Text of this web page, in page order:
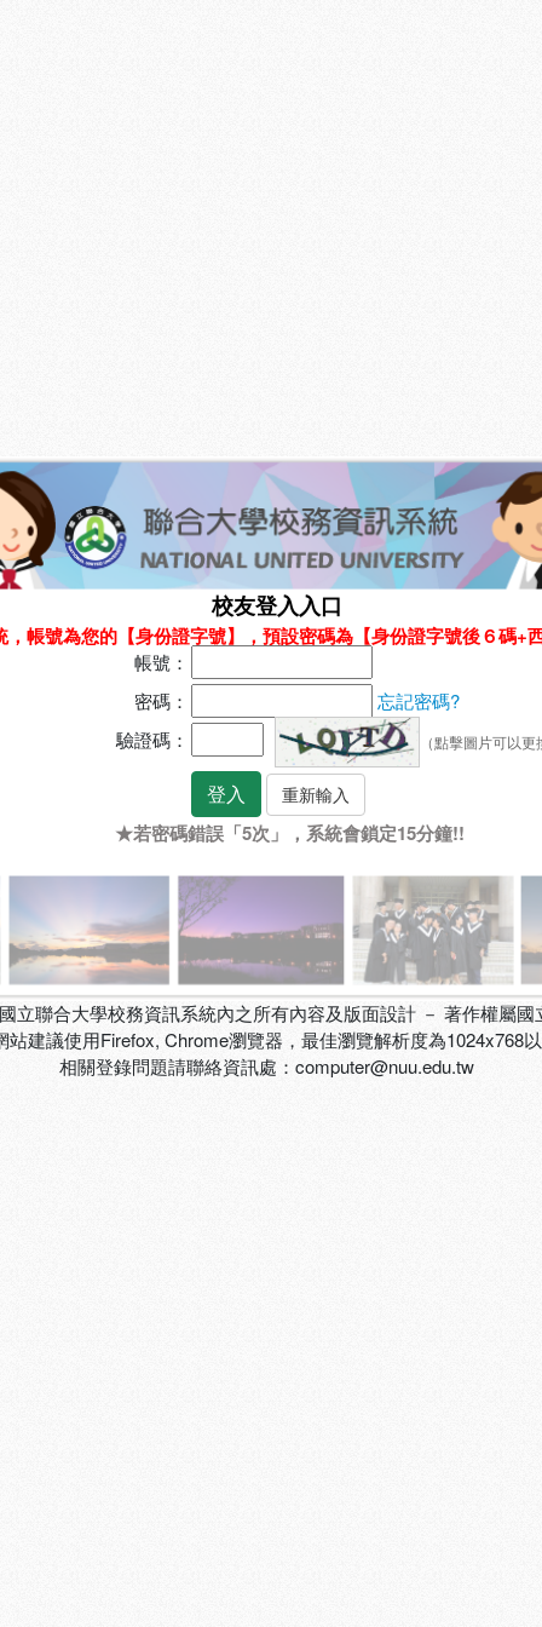
校友登入入口
，帳號為您的【身份證字號】，預設密碼為【身份證字號後６碼+
帳號：
密碼：
忘記密碼?
驗證碼：
（點擊圖片可以
★若密碼錯誤「5次」，系統會鎖定15分鐘!!
立聯合大學校務資訊系統內之所有內容及版面設計 － 著作權屬國
站建議使用Firefox, Chrome瀏覽器，最佳瀏覽解析度為1024x768
相關登錄問題請聯絡資訊處：computer@nuu.edu.tw